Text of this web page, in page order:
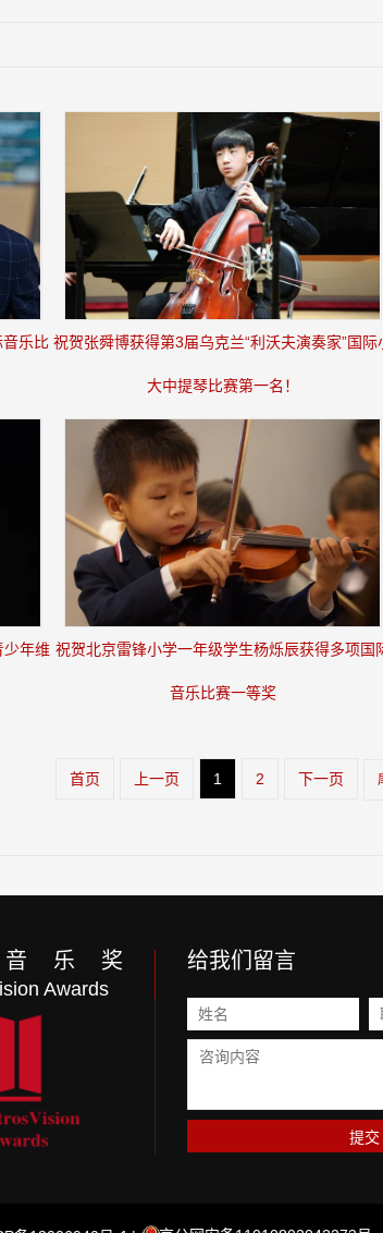
音乐比 祝贺张舜博获得第3届乌克兰“利沃夫演奏家”国际
大中提琴比赛第一名！
少年维 祝贺北京雷锋小学一年级学生杨烁辰获得多项国
音乐比赛一等奖
首页 上一页 1 2 下一页
乐 奖
Awards
给我们留言